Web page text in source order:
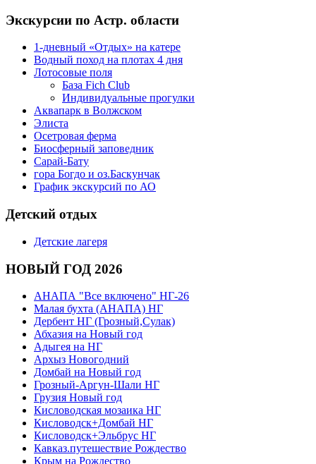
Экскурсии по Астр. области
1-дневный «Отдых» на катере
Водный поход на плотах 4 дня
Лотосовые поля
База Fich Club
Индивидуальные прогулки
Аквапарк в Волжском
Элиста
Осетровая ферма
Биосферный заповедник
Сарай-Бату
гора Богдо и оз.Баскунчак
График экскурсий по АО
Детский отдых
Детские лагеря
НОВЫЙ ГОД 2026
АНАПА "Все включено" НГ-26
Малая бухта (АНАПА) НГ
Дербент НГ (Грозный,Сулак)
Абхазия на Новый год
Адыгея на НГ
Архыз Новогодний
Домбай на Новый год
Грозный-Аргун-Шали НГ
Грузия Новый год
Кисловодская мозаика НГ
Кисловодск+Домбай НГ
Кисловодск+Эльбрус НГ
Кавказ.путешествие Рождество
Крым на Рождество